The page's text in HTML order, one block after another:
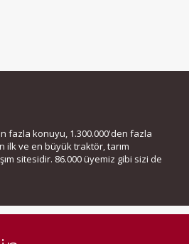
fazla konuyu, 1.300.000'den fazla
ilk ve en büyük traktör, tarım
sitesidir. 86.000 üyemiz gibi sizi de